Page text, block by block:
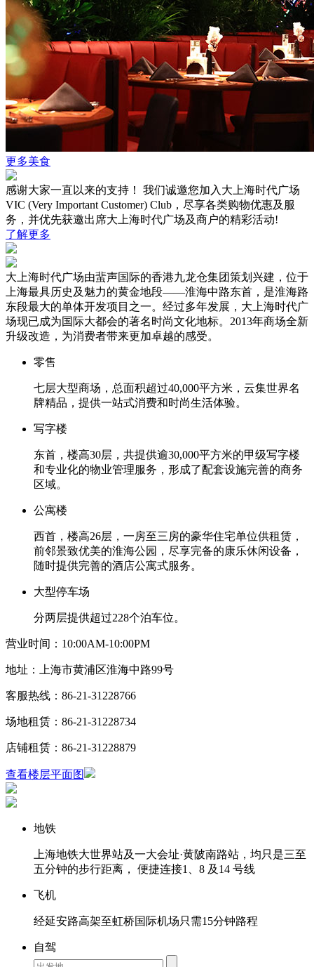
更多美食
感谢大家一直以来的支持！ 我们诚邀您加入大上海时代广场
VIC (Very Important Customer) Club，尽享各类购物优惠及服
务，并优先获邀出席大上海时代广场及商户的精彩活动!
了解更多
大上海时代广场由蜚声国际的香港九龙仓集团策划兴建，位于
上海最具历史及魅力的黄金地段——淮海中路东首，是淮海路
东段最大的单体开发项目之一。经过多年发展，大上海时代广
场现已成为国际大都会的著名时尚文化地标。2013年商场全新
升级改造，为消费者带来更加卓越的感受。
零售
七层大型商场，总面积超过40,000平方米，云集世界名
牌精品，提供一站式消费和时尚生活体验。
写字楼
东首，楼高30层，共提供逾30,000平方米的甲级写字楼
和专业化的物业管理服务，形成了配套设施完善的商务
区域。
公寓楼
西首，楼高26层，一房至三房的豪华住宅单位供租赁，
前邻景致优美的淮海公园，尽享完备的康乐休闲设备，
随时提供完善的酒店公寓式服务。
大型停车场
分两层提供超过228个泊车位。
营业时间：10:00AM-10:00PM
地址：上海市黄浦区淮海中路99号
客服热线：86-21-31228766
场地租赁：86-21-31228734
店铺租赁：86-21-31228879
查看楼层平面图
地铁
上海地铁大世界站及⼀大会址·黄陂南路站，均只是三至
五分钟的步行距离， 便捷连接1、8 及14 号线
飞机
经延安路高架至虹桥国际机场只需15分钟路程
自驾